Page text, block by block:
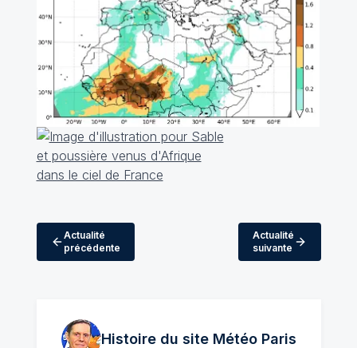
Actualité
précédente
Actualité
suivante
Histoire du site MétéoParis